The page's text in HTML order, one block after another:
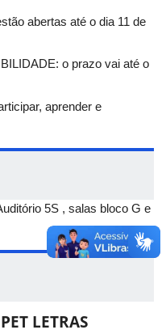
Ao final da oficina,
capazes de elaborar
propostas que
Especificamente,
com discussões
e suas
abordadas em políticas
internacional e; 3) refletir
da reunião será
abertas até o dia 11 de
o prazo vai até o
aprender e
5S , salas bloco G e
LETRAS